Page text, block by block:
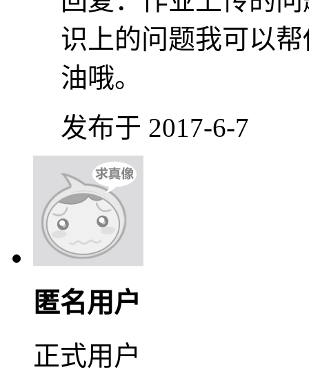
识上的问题我可以
油哦。
发布于 2017-6-7
匿名用户
正式用户